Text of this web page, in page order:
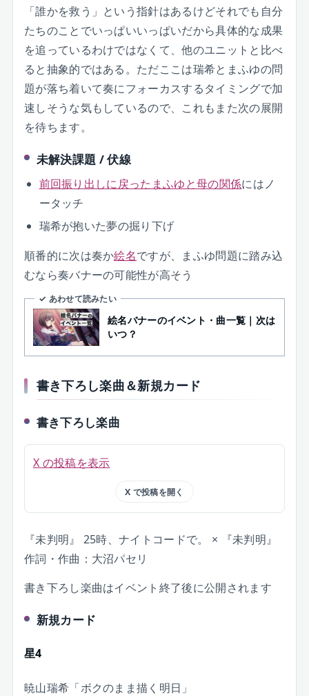
「誰かを救う」という指針はあるけどそれでも自分
たちのことでいっぱいいっぱいだから具体的な成果
を追っているわけではなくて、他のユニットと比べ
ると抽象的ではある。ただここは瑞希とまふゆの問
題が落ち着いて奏にフォーカスするタイミングで加
速しそうな気もしているので、これもまた次の展開
を待ちます。
未解決課題 / 伏線
前回振り出しに戻ったまふゆと母の関係にはノ
ータッチ
瑞希が抱いた夢の掘り下げ
順番的に次は奏か絵名ですが、まふゆ問題に踏み込
むなら奏バナーの可能性が高そう
✓ あわせて読みたい
絵名バナーのイベント・曲一覧｜次は
いつ？
書き下ろし楽曲＆新規カード
書き下ろし楽曲
X の投稿を表示
X で投稿を開く
『未判明』 25時、ナイトコードで。 × 『未判明』
作詞・作曲：大沼パセリ
書き下ろし楽曲はイベント終了後に公開されます
新規カード
星4
暁山瑞希「ボクのまま描く明日」